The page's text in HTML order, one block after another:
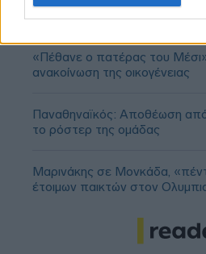
«Πέθανε ο πατέρας του
ανακοίνωση της οικογένειας
Παναθηναϊκός: Αποθέωση
το ρόστερ της ομάδας
Μαρινάκης σε Μονκάδα,
έτοιμων παικτών στον